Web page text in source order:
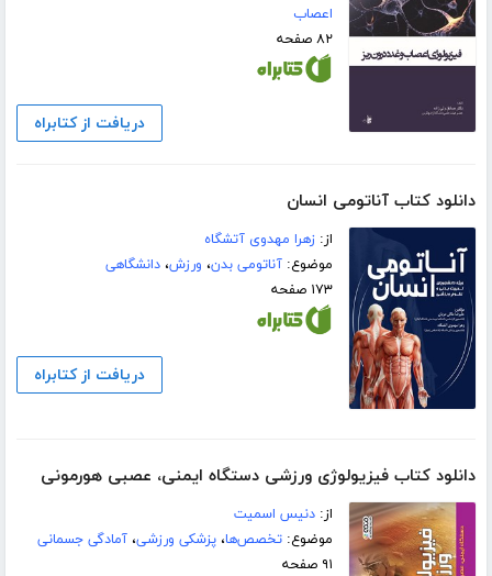
اعصاب
۸۲ صفحه
دریافت از کتابراه
دانلود کتاب آناتومی انسان
از:زهرا مهدوی آتشگاه
موضوع:آناتومی بدن، ورزش،دانشگاهی
۱۷۳ صفحه
دریافت از کتابراه
دانلود کتاب فیزیولوژی ورزشی دستگاه ایمنی، عصبی هورمونی
از:دنیس اسمیت
موضوع:تخصص‌ها،پزشکی ورزشی،آمادگی جسمانی
۹۱ صفحه